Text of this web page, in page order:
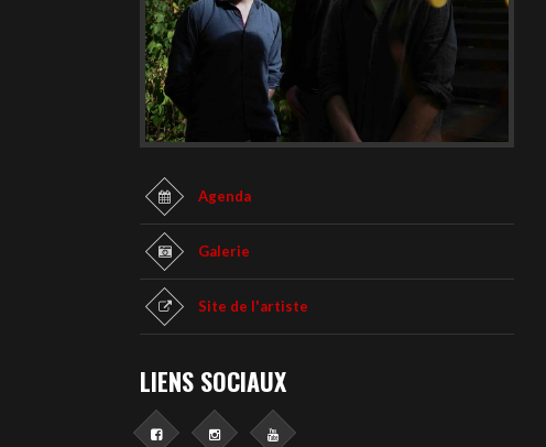
Agenda
Galerie
Site de l'artiste
LIENS SOCIAUX